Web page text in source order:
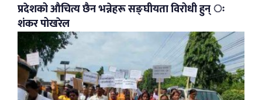
प्रदेशको औचित्य छैन भन्नेहरू सङ्घीयता विरोधी हुन् ः
शंकर पोखरेल